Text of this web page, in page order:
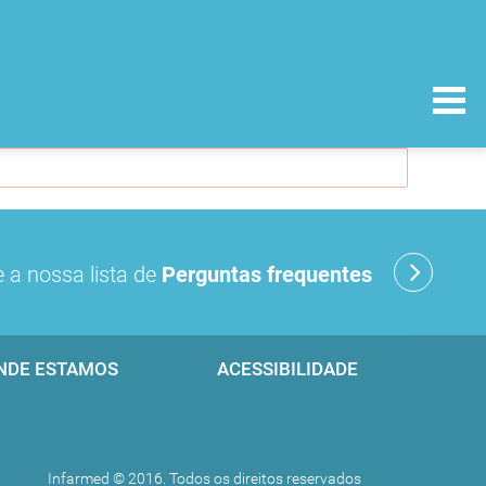
a nossa lista de Perguntas frequentes
ESTAMOS ACESSIBILIDADE
Infarmed © 2016. Todos os direitos reservados